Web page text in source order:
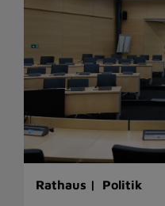
Rathaus | Politik